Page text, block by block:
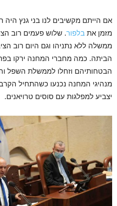
אם הייתם מקשיבים לנו בני גנץ
מזמן את בלפור. שלוש פעמים רוב
ממשלה ללא נתניהו וגם היום רוב
הביתה. כמה מחברי המחנה ירקו
הבטחותיהם וזחלו לממשלת השפל
מנהיגי המחנה נכנעו כשהתחיל
יצביע למפלגות עם סוסים טרויאנים.